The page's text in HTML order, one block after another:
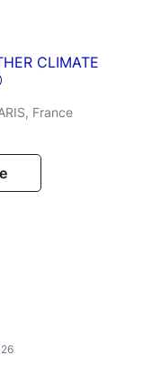
CLIMATE
France